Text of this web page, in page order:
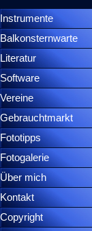
Instrumente
Balkonsternwarte
Literatur
Software
Vereine
Gebrauchtmarkt
Fototipps
Fotogalerie
Über mich
Kontakt
Copyright